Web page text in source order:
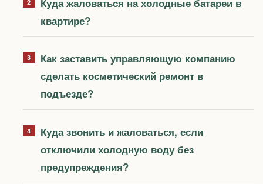
квартире?
Как заставить управляющую компанию
сделать косметический ремонт в
подъезде?
Куда звонить и жаловаться, если
отключили холодную воду без
предупреждения?